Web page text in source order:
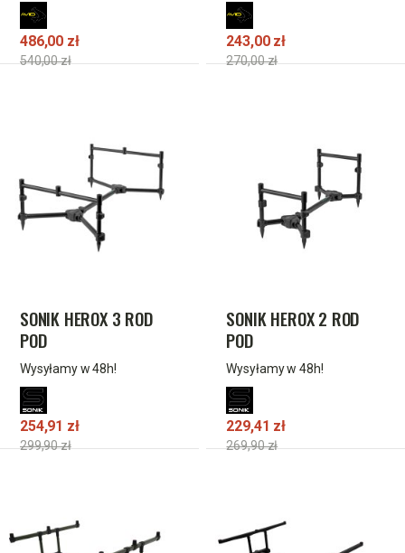
486,00 zł
540,00 zł
243,00 zł
270,00 zł
SONIK HEROX 3 ROD
POD
Wysyłamy w 48h!
254,91 zł
299,90 zł
SONIK HEROX 2 ROD
POD
Wysyłamy w 48h!
229,41 zł
269,90 zł